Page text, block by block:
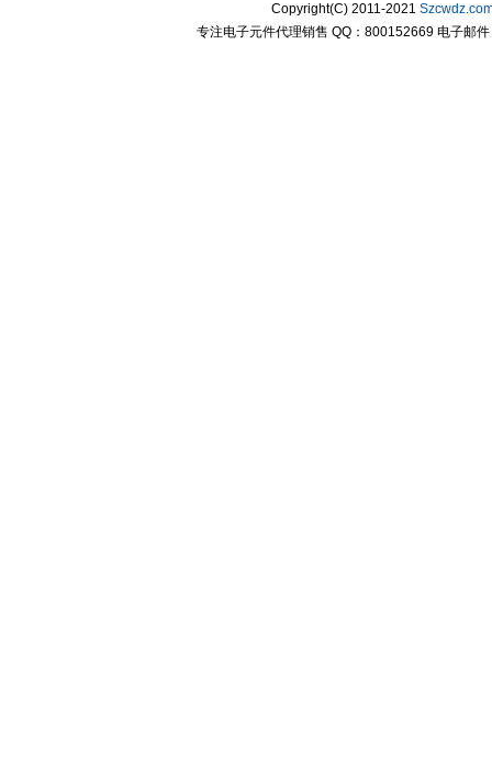
Copyright(C) 2011-2021
专注电子元件代理销售 QQ：800152669 电子邮